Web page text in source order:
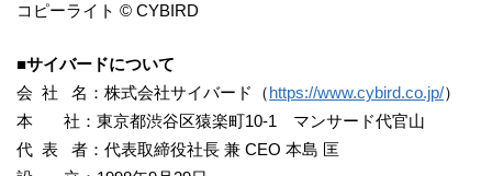
コピーライト © CYBIRD
■サイバードについて
会 社 名：株式会社サイバード（https://www.cybird.co.jp/）
本 社：東京都渋谷区猿楽町10-1 マンサード代官山
代 表 者：代表取締役社長 兼 CEO 本島 匡